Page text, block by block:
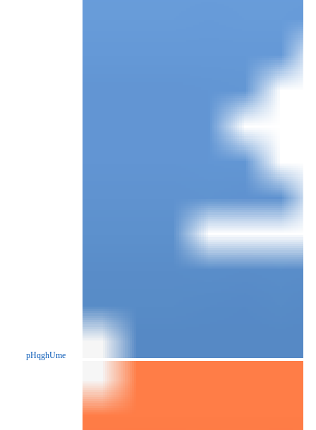
pHqghUme